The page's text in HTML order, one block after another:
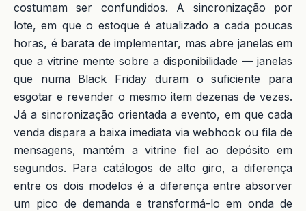
costumam ser confundidos. A sincronização por
lote, em que o estoque é atualizado a cada poucas
horas, é barata de implementar, mas abre janelas em
que a vitrine mente sobre a disponibilidade — janelas
que numa Black Friday duram o suficiente para
esgotar e revender o mesmo item dezenas de vezes.
Já a sincronização orientada a evento, em que cada
venda dispara a baixa imediata via webhook ou fila de
mensagens, mantém a vitrine fiel ao depósito em
segundos. Para catálogos de alto giro, a diferença
entre os dois modelos é a diferença entre absorver
um pico de demanda e transformá-lo em onda de